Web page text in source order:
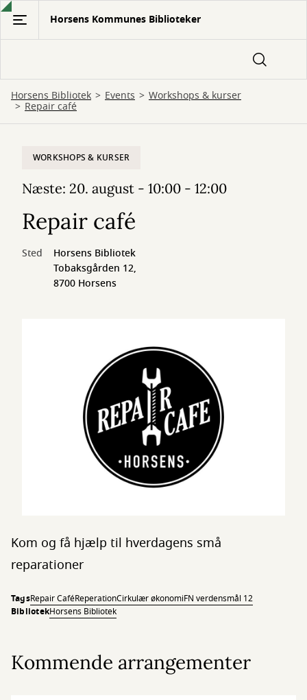
Gå
hovedindhold
Horsens Kommunes Biblioteker
Horsens Bibliotek Events Workshops & kurser
Repair café
WORKSHOPS & KURSER
Næste: 20. august - 10:00 - 12:00
Repair café
Sted
Horsens Bibliotek
Tobaksgården 12,
8700 Horsens
Kom og få hjælp til hverdagens små
reparationer
TagsRepair CaféReperationCirkulær økonomiFN verdensmål 12
BibliotekHorsens Bibliotek
Kommende arrangementer